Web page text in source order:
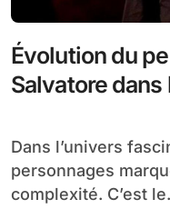
Évolution du
Salvatore
Dans l’univers fascinant des vampires, certains
personnages
complexité. C’est